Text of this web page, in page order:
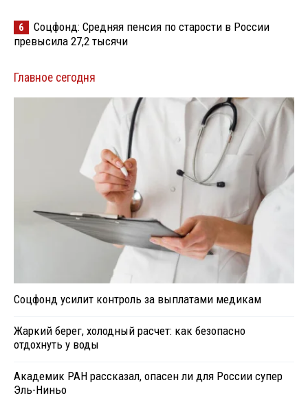
6
Соцфонд: Средняя пенсия по старости в России
превысила 27,2 тысячи
Главное сегодня
Соцфонд усилит контроль за выплатами медикам
Жаркий берег, холодный расчет: как безопасно
отдохнуть у воды
Академик РАН рассказал, опасен ли для России супер
Эль-Ниньо